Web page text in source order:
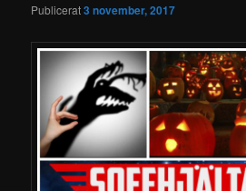
Publicerat3 november, 2017